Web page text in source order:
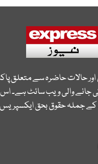
حالات حاضرہ سے متعلق
جانے والی ویب سائٹ ہے۔
کے جملہ حقوق بحق ایکسپریس